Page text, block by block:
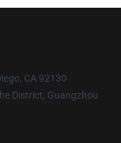
CA 92130
District, Guangzhou